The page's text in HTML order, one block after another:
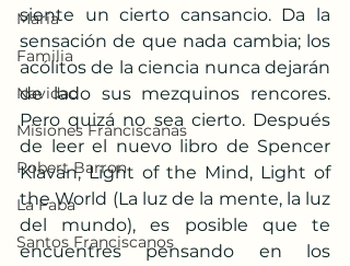
María
Familia
Navidad
Misiones Franciscanas
Robert Barron
La Faba
Santos Franciscanos
siente un cierto cansancio. Da la
sensación de que nada cambia; los
acólitos de la ciencia nunca dejarán
de lado sus mezquinos rencores.
Pero quizá no sea cierto. Después
de leer el nuevo libro de Spencer
Klavan, Light of the Mind, Light of
the World (La luz de la mente, la luz
del mundo), es posible que te
encuentres pensando en los